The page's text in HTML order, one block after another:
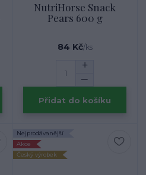
NutriHorse Snack
Pears 600 g
84 Kč/ks
Přidat do košíku
Nejprodávanější
Akce
Český výrobek